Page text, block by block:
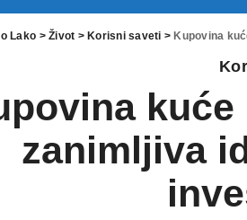
Lako >Život > Korisni saveti > Kupovina
zanimljiva